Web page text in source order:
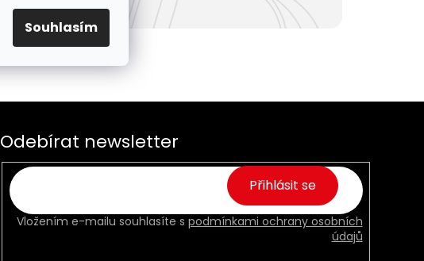
Souhlasím
Odebírat newsletter
Vložením e-mailu souhlasíte s podmínkami ochrany osobních
údajů
Přihlásit se